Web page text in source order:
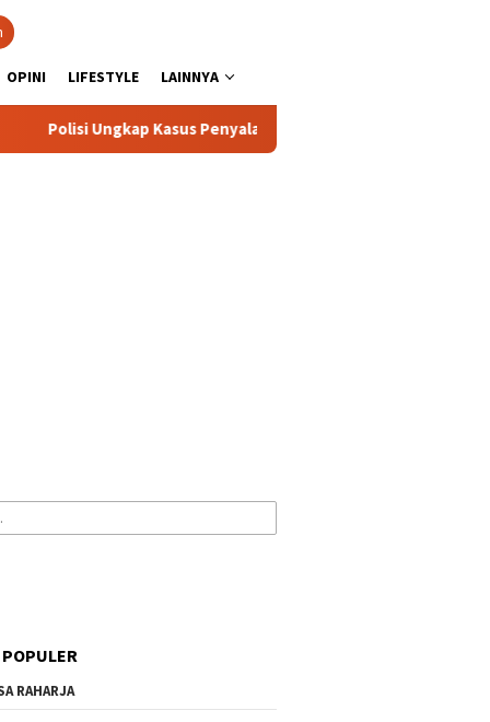
OPINI LIFESTYLE LAINNYA
Kasus Penyalahgunaan BBM Solar Subsidi, Kasat
RAHARJA